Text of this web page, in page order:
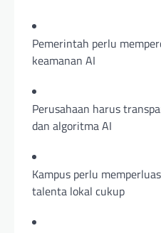
Pemerintah perlu
keamanan AI
Perusahaan harus
dan algoritma AI
Kampus perlu
talenta lokal cukup